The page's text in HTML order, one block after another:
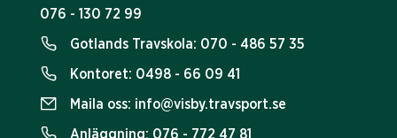
076 - 130 72 99
Gotlands Travskola: 070 - 486 57 35
Kontoret: 0498 - 66 09 41
Maila oss: info@visby.travsport.se
Anläggning: 076 - 772 47 81